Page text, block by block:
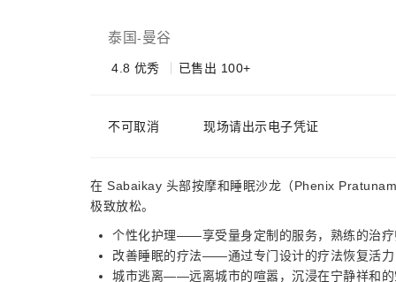
泰国-曼谷
4.8 优秀 已售出 100+
不可取消 现场请出示电子凭证
在 Sabaikay 头部按摩和睡眠沙龙（Phenix
极致放松。
个性化护理——享受量身定制的服务，熟练的治
改善睡眠的疗法——通过专门设计的疗法恢复活
城市逃离——远离城市的喧嚣，沉浸在宁静祥和的